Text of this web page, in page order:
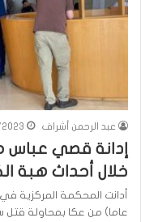
عبد الرحمن أشراف
إدانة قصي عباس
خلال أحداث هبة
عاما) من عكا بمحاولة